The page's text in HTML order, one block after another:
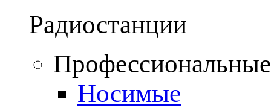
Радиостанции
Носимые